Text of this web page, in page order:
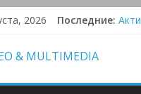
2026 Последние: